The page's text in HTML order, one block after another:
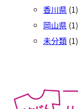
香川県 (1)
岡山県 (1)
未分類 (1)